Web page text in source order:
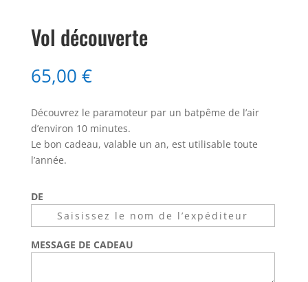
Vol découverte
65,00 €
Découvrez le paramoteur par un batpême de l’air
d’environ 10 minutes.
Le bon cadeau, valable un an, est utilisable toute
l’année.
DE
MESSAGE DE CADEAU